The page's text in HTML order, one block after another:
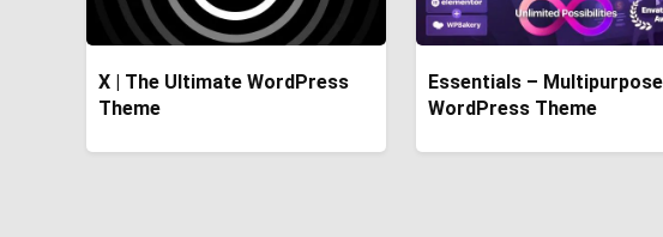
X | The Ultimate WordPress
Theme
Essentials – Multipurpose
WordPress Theme